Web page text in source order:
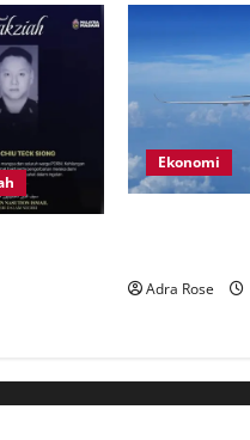
Ekonomi
Adra Rose